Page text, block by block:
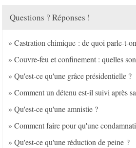
Questions ? Réponses !
Castration chimique : de quoi parle-t-
Couvre-feu et confinement : quelles
Qu'est-ce qu'une grâce présidentielle ?
Comment un détenu est-il suivi après
Qu'est-ce qu'une amnistie ?
Comment faire pour qu'une
Qu'est-ce qu'une réduction de peine ?